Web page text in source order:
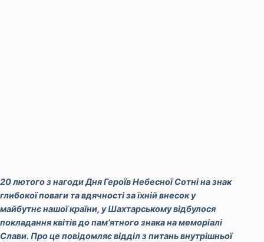
20 лютого з нагоди Дня Героїв Небесної Сотні на знак
глибокої поваги та вдячності за їхній внесок у
майбутнє нашої країни, у Шахтарському відбулося
покладання квітів до пам’ятного знака на меморіалі
Слави. Про це повідомляє відділ з питань внутрішньої